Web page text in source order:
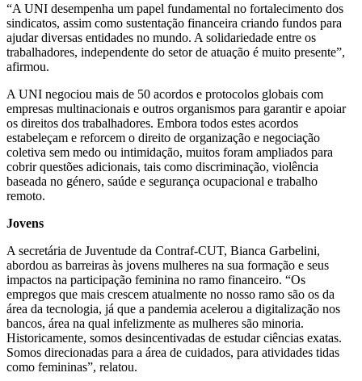
“A UNI desempenha um papel fundamental no fortalecimento dos
sindicatos, assim como sustentação financeira criando fundos para
ajudar diversas entidades no mundo. A solidariedade entre os
trabalhadores, independente do setor de atuação é muito presente”,
afirmou.
A UNI negociou mais de 50 acordos e protocolos globais com
empresas multinacionais e outros organismos para garantir e apoiar
os direitos dos trabalhadores. Embora todos estes acordos
estabeleçam e reforcem o direito de organização e negociação
coletiva sem medo ou intimidação, muitos foram ampliados para
cobrir questões adicionais, tais como discriminação, violência
baseada no género, saúde e segurança ocupacional e trabalho
remoto.
Jovens
A secretária de Juventude da Contraf-CUT, Bianca Garbelini,
abordou as barreiras às jovens mulheres na sua formação e seus
impactos na participação feminina no ramo financeiro. “Os
empregos que mais crescem atualmente no nosso ramo são os da
área da tecnologia, já que a pandemia acelerou a digitalização nos
bancos, área na qual infelizmente as mulheres são minoria.
Historicamente, somos desincentivadas de estudar ciências exatas.
Somos direcionadas para a área de cuidados, para atividades tidas
como femininas”, relatou.